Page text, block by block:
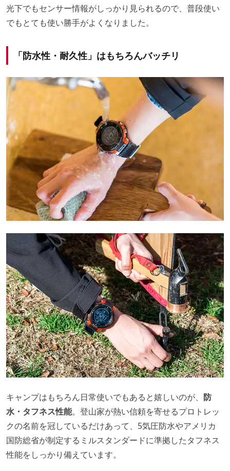
光下でもセンサー情報がしっかり見られるので、普段使い
でもとても使い勝手がよくなりました。
「防水性・耐久性」はもちろんバッチリ
キャンプはもちろん日常使いでもあると嬉しいのが、 防
水・タフネス性能。登山家が熱い信頼を寄せるプロトレッ
クの名前を冠しているだけあって、5気圧防水やアメリカ
国防総省が制定するミルスタンダードに準拠したタフネス
性能をしっかり備えています。